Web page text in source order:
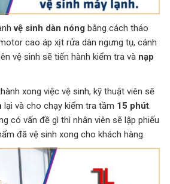
vệ sinh dàn nóng bằng cách tháo
cao áp xịt rửa dàn ngưng tụ, cánh
vệ sinh sẽ tiến hành kiểm tra và nạp
xong việc vệ sinh, kỹ thuật viên sẽ
lại và cho chạy kiểm tra tầm 15 phút.
có vấn đề gì thì nhân viên sẽ lập phiếu
đã vệ sinh xong cho khách hàng.